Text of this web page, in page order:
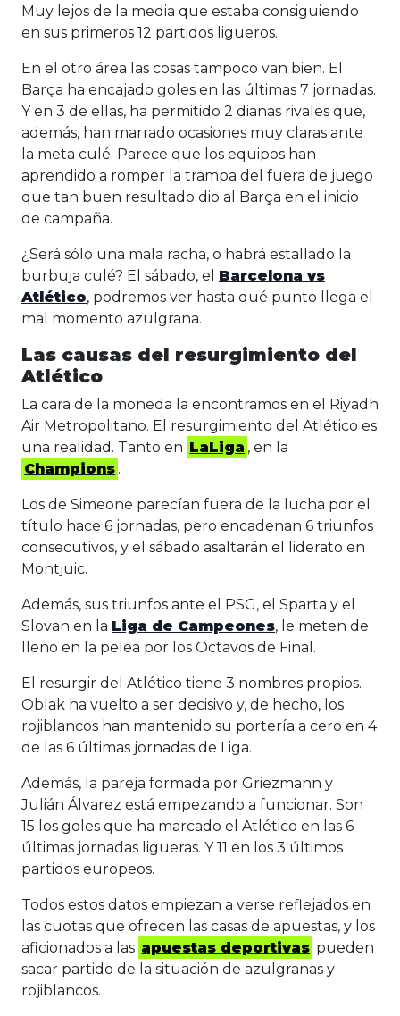
Muy lejos de la media que estaba consiguiendo
en sus primeros 12 partidos ligueros.
En el otro área las cosas tampoco van bien. El
Barça ha encajado goles en las últimas 7 jornadas.
Y en 3 de ellas, ha permitido 2 dianas rivales que,
además, han marrado ocasiones muy claras ante
la meta culé. Parece que los equipos han
aprendido a romper la trampa del fuera de juego
que tan buen resultado dio al Barça en el inicio
de campaña.
¿Será sólo una mala racha, o habrá estallado la
burbuja culé? El sábado, el Barcelona vs
Atlético, podremos ver hasta qué punto llega el
mal momento azulgrana.
Las causas del resurgimiento del
Atlético
La cara de la moneda la encontramos en el Riyadh
Air Metropolitano. El resurgimiento del Atlético es
una realidad. Tanto en LaLiga , en la
Champions .
Los de Simeone parecían fuera de la lucha por el
título hace 6 jornadas, pero encadenan 6 triunfos
consecutivos, y el sábado asaltarán el liderato en
Montjuic.
Además, sus triunfos ante el PSG, el Sparta y el
Slovan en la Liga de Campeones, le meten de
lleno en la pelea por los Octavos de Final.
El resurgir del Atlético tiene 3 nombres propios.
Oblak ha vuelto a ser decisivo y, de hecho, los
rojiblancos han mantenido su portería a cero en 4
de las 6 últimas jornadas de Liga.
Además, la pareja formada por Griezmann y
Julián Álvarez está empezando a funcionar. Son
15 los goles que ha marcado el Atlético en las 6
últimas jornadas ligueras. Y 11 en los 3 últimos
partidos europeos.
Todos estos datos empiezan a verse reflejados en
las cuotas que ofrecen las casas de apuestas, y los
aficionados a las apuestas deportivas pueden
sacar partido de la situación de azulgranas y
rojiblancos.